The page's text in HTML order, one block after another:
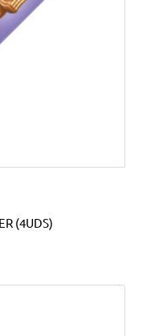
(4UDS)